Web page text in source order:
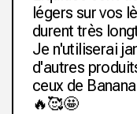
légers sur vos
durent très
Je n'utiliserai
d'autres
ceux de
🔥🥰🤩